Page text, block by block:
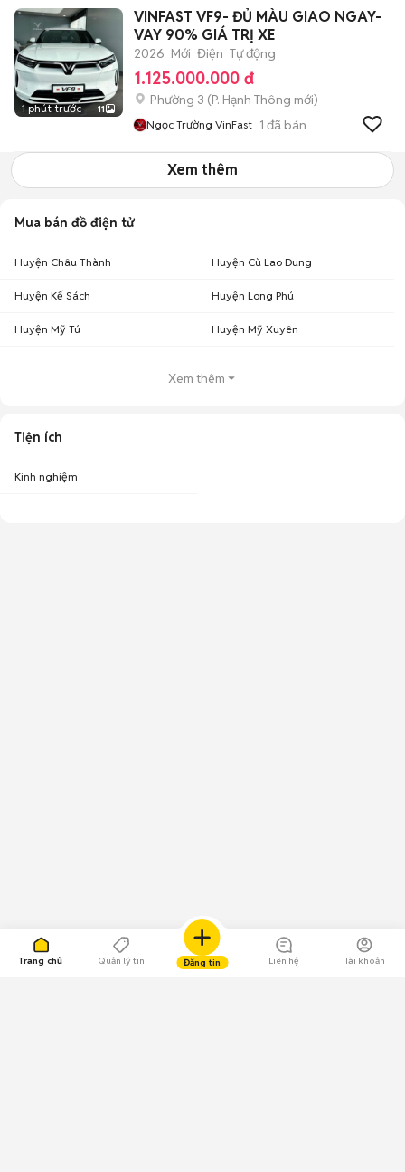
Trang chủ Quản lý tin Đăng tin Liên hệ Tài khoản
1 phút trước 11
VINFAST VF9- ĐỦ MÀU GIAO NGAY-
VAY 90% GIÁ TRỊ XE
2026 Mới Điện Tự động
1.125.000.000 đ
Phường 3 (P. Hạnh Thông mới)
Ngọc Trường VinFast 1 đã bán
Xem thêm
Mua bán đồ điện tử
Huyện Châu Thành Huyện Cù Lao Dung
Huyện Kế Sách Huyện Long Phú
Huyện Mỹ Tú Huyện Mỹ Xuyên
Xem thêm
Tiện ích
Kinh nghiệm